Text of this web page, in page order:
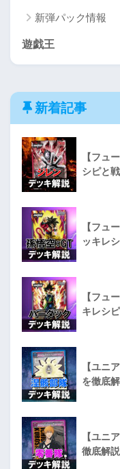
新弾パック情報
遊戯王
新着記事
【フュ
シピと
【フュ
ッキレ
【フュ
キレシ
【ユニ
を徹底解
【ユニ
徹底解説